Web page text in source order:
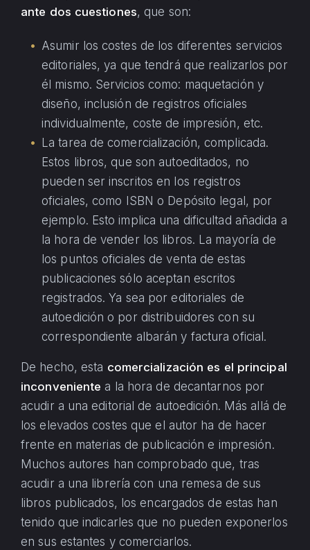
ante dos cuestiones, que son:
Asumir los costes de los diferentes servicios
editoriales, ya que tendrá que realizarlos por
él mismo. Servicios como: maquetación y
diseño, inclusión de registros oficiales
individualmente, coste de impresión, etc.
La tarea de comercialización, complicada.
Estos libros, que son autoeditados, no
pueden ser inscritos en los registros
oficiales, como ISBN o Depósito legal, por
ejemplo. Esto implica una dificultad añadida a
la hora de vender los libros. La mayoría de
los puntos oficiales de venta de estas
publicaciones sólo aceptan escritos
registrados. Ya sea por editoriales de
autoedición o por distribuidores con su
correspondiente albarán y factura oficial.
De hecho, esta comercialización es el principal
inconveniente a la hora de decantarnos por
acudir a una editorial de autoedición. Más allá de
los elevados costes que el autor ha de hacer
frente en materias de publicación e impresión.
Muchos autores han comprobado que, tras
acudir a una librería con una remesa de sus
libros publicados, los encargados de estas han
tenido que indicarles que no pueden exponerlos
en sus estantes y comerciarlos.